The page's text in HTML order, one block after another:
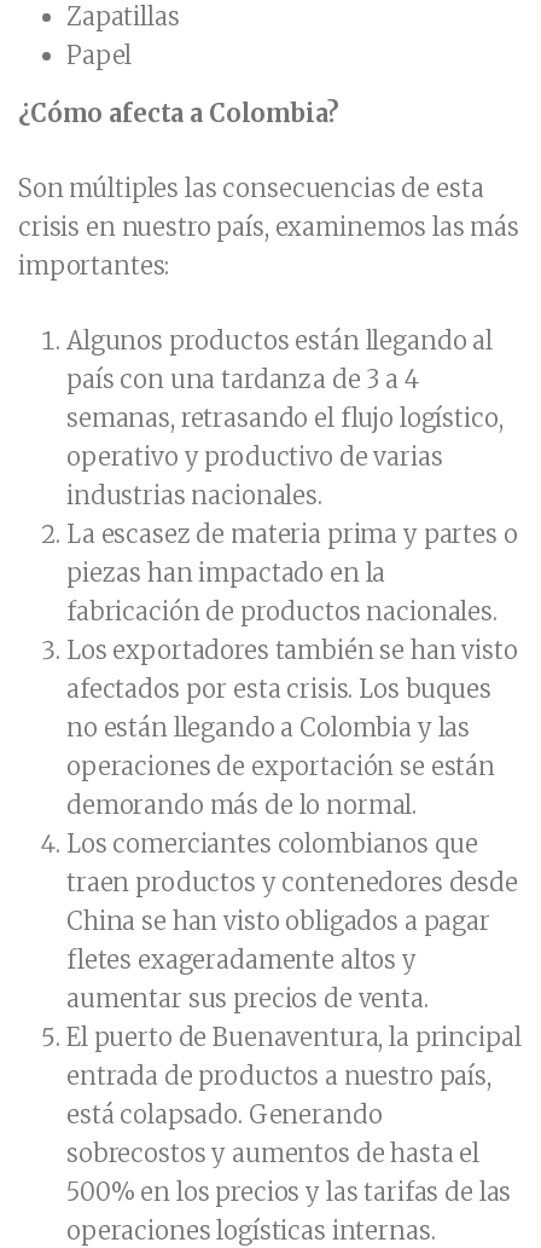
Zapatillas
Papel
¿Cómo afecta a Colombia?
Son múltiples las consecuencias de esta
crisis en nuestro país, examinemos las más
importantes:
Algunos productos están llegando al
país con una tardanza de 3 a 4
semanas, retrasando el flujo logístico,
operativo y productivo de varias
industrias nacionales.
La escasez de materia prima y partes o
piezas han impactado en la
fabricación de productos nacionales.
Los exportadores también se han visto
afectados por esta crisis. Los buques
no están llegando a Colombia y las
operaciones de exportación se están
demorando más de lo normal.
Los comerciantes colombianos que
traen productos y contenedores desde
China se han visto obligados a pagar
fletes exageradamente altos y
aumentar sus precios de venta.
El puerto de Buenaventura, la principal
entrada de productos a nuestro país,
está colapsado. Generando
sobrecostos y aumentos de hasta el
500% en los precios y las tarifas de las
operaciones logísticas internas.